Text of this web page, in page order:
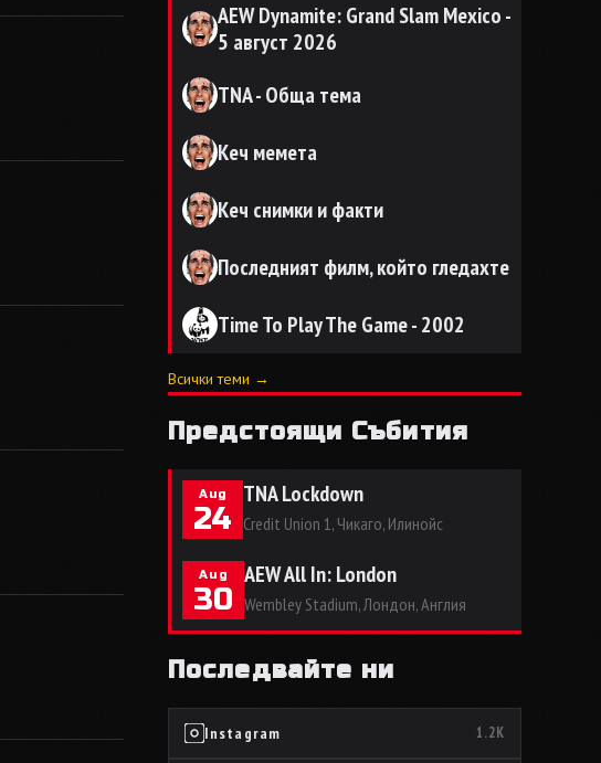
AEW Dynamite: Grand Slam Mexico -
5 август 2026
TNA - Обща тема
Кеч мемета
Кеч снимки и факти
Последният филм, който гледахте
Time To Play The Game - 2002
Всички теми →
Предстоящи Събития
Aug
24
TNA Lockdown
Credit Union 1, Чикаго, Илинойс
Aug
30
AEW All In: London
Wembley Stadium, Лондон, Англия
Последвайте ни
Instagram 1.2K